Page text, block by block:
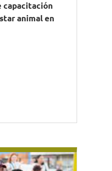
capacitación
animal en